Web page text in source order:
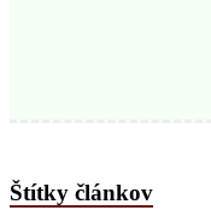
Štítky článkov